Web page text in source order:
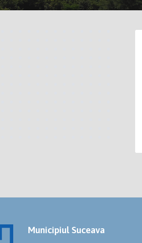
Municipiul Suceava